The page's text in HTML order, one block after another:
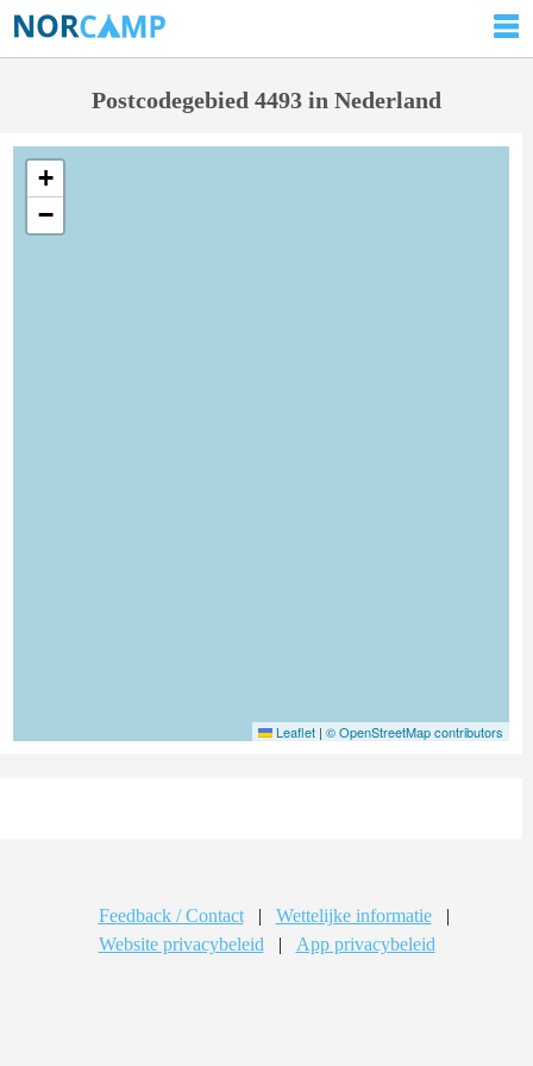
Postcodegebied 4493 in Nederland
+
−
Leaflet | © OpenStreetMap contributors
Feedback / Contact | Wettelijke informatie
|
Website privacybeleid
| App privacybeleid